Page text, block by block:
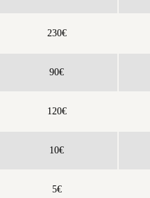
230€
90€
120€
10€
5€